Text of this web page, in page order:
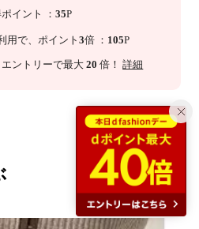
イント ：35P
用で、 ポイント3倍 ： 105P
エントリーで最大 20 倍！詳細